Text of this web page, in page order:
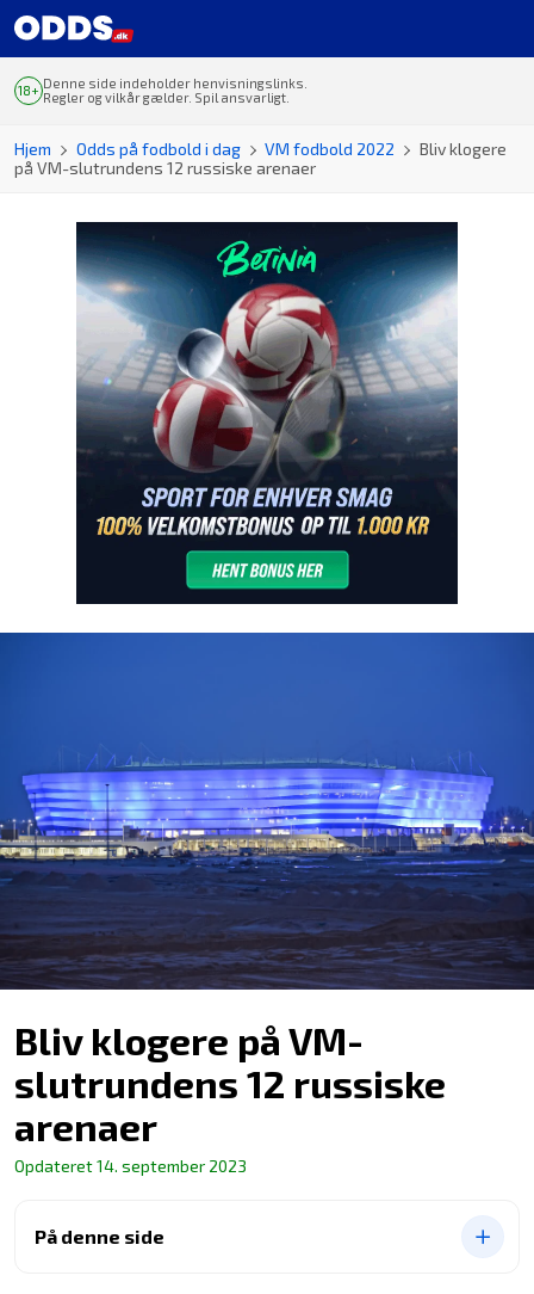
Hjem Odds på fodbold i dag VM fodbold 2022
Bliv klogere
på VM-slutrundens 12 russiske arenaer
Denne side indeholder henvisningslinks.
Regler og vilkår gælder. Spil ansvarligt.
Bliv klogere på VM-
slutrundens 12 russiske
arenaer
Opdateret14. september 2023
På denne side